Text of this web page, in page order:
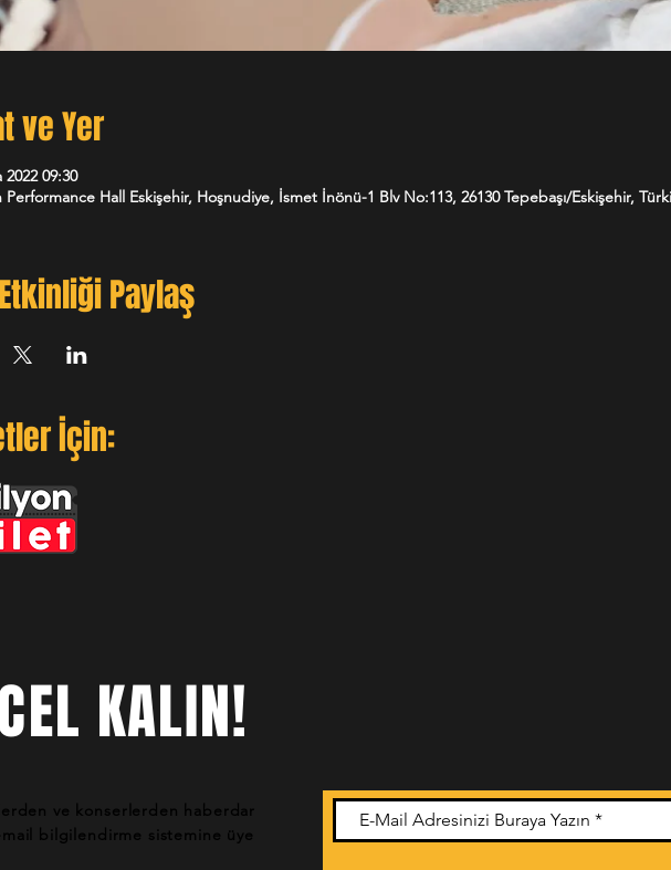
ve Yer
2022 09:30
Performance Hall Eskişehir, Hoşnudiye, İsmet İnönü-1 Blv No:113, 26130 Tepebaşı/Eskişehir,
Paylaş
İçin:
KALIN!
ve konserlerden haberdar
bilgilendirme sistemine üye